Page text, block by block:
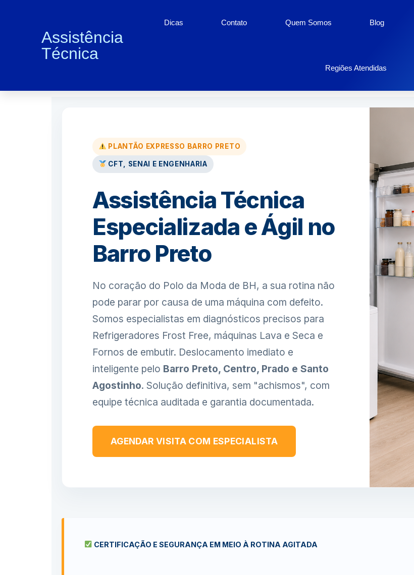
Assistência
Técnica
Dicas Contato Quem Somos Blog
Regiões Atendidas
Conserto de Eletrodomésticos Barro Preto
PLANTÃO EXPRESSO BARRO PRETO
CFT, SENAI E ENGENHARIA
Assistência Técnica
Especializada e Ágil no
Barro Preto
No coração do Polo da Moda de BH, a sua rotina não
pode parar por causa de uma máquina com defeito.
Somos especialistas em diagnósticos precisos para
Refrigeradores Frost Free, máquinas Lava e Seca e
Fornos de embutir. Deslocamento imediato e
inteligente pelo Barro Preto, Centro, Prado e Santo
Agostinho. Solução definitiva, sem "achismos", com
equipe técnica auditada e garantia documentada.
AGENDAR VISITA COM ESPECIALISTA
CERTIFICAÇÃO E SEGURANÇA EM MEIO À ROTINA AGITADA